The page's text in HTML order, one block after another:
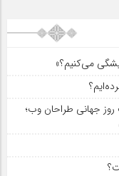
می‌کنیم؟»
جهانی طراحان وب؛